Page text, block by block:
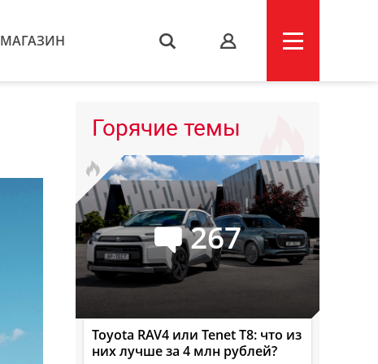
МАГАЗИН s
Горячие темы
267
Toyota RAV4 или Tenet T8: что из
них лучше за 4 млн рублей?